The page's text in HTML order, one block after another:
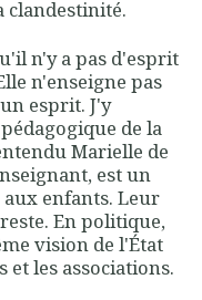
clandestinité.
n'y a pas d'esprit
n'enseigne pas
esprit. J'y
de la
Marielle de
est un
enfants. Leur
En politique,
vision de l'État
et les associations.